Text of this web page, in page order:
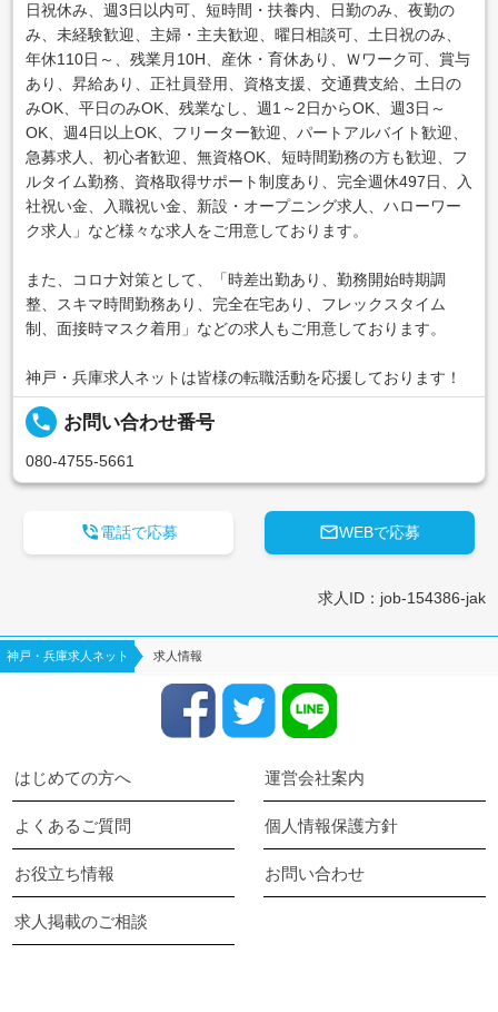
日祝休み、週3日以内可、短時間・扶養内、日勤のみ、夜勤の
み、未経験歓迎、主婦・主夫歓迎、曜日相談可、土日祝のみ、
年休110日～、残業月10H、産休・育休あり、Ｗワーク可、賞与
あり、昇給あり、正社員登用、資格支援、交通費支給、土日の
みOK、平日のみOK、残業なし、週1～2日からOK、週3日～
OK、週4日以上OK、フリーター歓迎、パートアルバイト歓迎、
急募求人、初心者歓迎、無資格OK、短時間勤務の方も歓迎、フ
ルタイム勤務、資格取得サポート制度あり、完全週休497日、入
社祝い金、入職祝い金、新設・オープニング求人、ハローワー
ク求人」など様々な求人をご用意しております。
また、コロナ対策として、「時差出勤あり、勤務開始時期調
整、スキマ時間勤務あり、完全在宅あり、フレックスタイム
制、面接時マスク着用」などの求人もご用意しております。
神戸・兵庫求人ネットは皆様の転職活動を応援しております！
local_phone お問い合わせ番号
080-4755-5661
WEBで応募
電話で応募
求人ID：job-154386-jak
神戸・兵庫求人ネット 求人情報
はじめての方へ 運営会社案内
よくあるご質問 個人情報保護方針
お役立ち情報 お問い合わせ
求人掲載のご相談